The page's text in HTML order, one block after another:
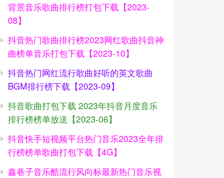
背景音乐歌曲排行榜打包下载【2023-
08】
抖音热门歌曲排行榜2023网红歌曲抖音神
曲榜单音乐打包下载【2023-10】
抖音热门网红流行歌曲好听的英文歌曲
BGM排行榜下载【2023-09】
抖音歌曲打包下载 2023年抖音月度音乐
排行榜榜单放送【2023-06】
抖音快手短视频平台热门音乐2023全年排
行榜榜单歌曲打包下载【4G】
鑫巷子音乐酷流行风向标最新热门音乐视